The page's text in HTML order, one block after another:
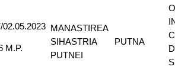
02.05.2023
M.P.
MANASTIREA
SIHASTRIA
PUTNEI
PUTNA